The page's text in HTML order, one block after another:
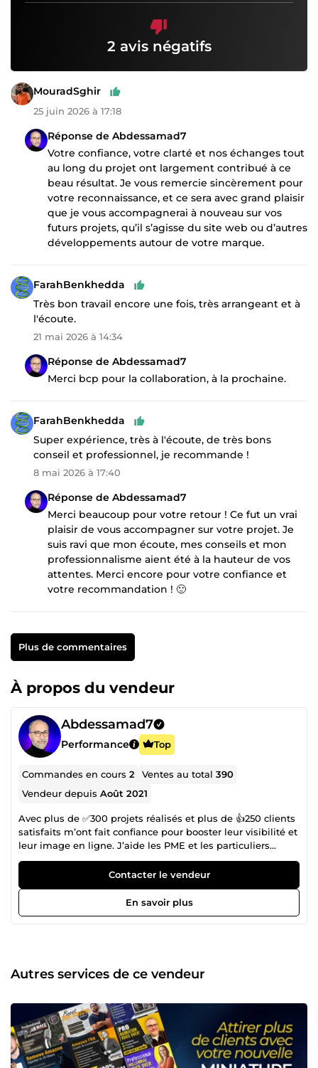
2 avis négatifs
MouradSghir
25 juin 2026 à 17:18
Réponse de Abdessamad7
Votre confiance, votre clarté et nos échanges tout
au long du projet ont largement contribué à ce
beau résultat. Je vous remercie sincèrement pour
votre reconnaissance, et ce sera avec grand plaisir
que je vous accompagnerai à nouveau sur vos
futurs projets, qu’il s’agisse du site web ou d’autres
développements autour de votre marque.
FarahBenkhedda
Très bon travail encore une fois, très arrangeant et à
l'écoute.
21 mai 2026 à 14:34
Réponse de Abdessamad7
Merci bcp pour la collaboration, à la prochaine.
FarahBenkhedda
Super expérience, très à l'écoute, de très bons
conseil et professionnel, je recommande !
8 mai 2026 à 17:40
Réponse de Abdessamad7
Merci beaucoup pour votre retour ! Ce fut un vrai
plaisir de vous accompagner sur votre projet. Je
suis ravi que mon écoute, mes conseils et mon
professionnalisme aient été à la hauteur de vos
attentes. Merci encore pour votre confiance et
votre recommandation ! 🙂
Plus de commentaires
À propos du vendeur
Abdessamad7
Performance Top
Commandes en cours2 Ventes au total390
Vendeur depuisAoût 2021
Avec plus de ✅300 projets réalisés et plus de 👍250 clients
satisfaits m’ont fait confiance pour booster leur visibilité et
leur image en ligne. J’aide les PME et les particuliers
francophones à mettre en avant leurs projets, à clarifier
leurs bénéfices clients et à transformer leur site web en
véritable outil de conversion. ➡️Webdesigner senior et
expert WordPress, j’allie webdesign moderne, expérience
utilisateur, et SEO pour créer des sites performants,
et mon sens du détail, avec un accompagnement clair et
professionnel à chaque étape du projet. 🎯 Ce que je vous
landing pages sur-mesure. 📺 Menu boards dynamiques
pour écrans TV de restaurants, fast-foods &amp; Street
Food. 🛍️ Conception de packagings modernes et attractifs
pour produits physiques ou alimentaires. 📢 Identité
visuelle, Logos, Flyers, affiches, cartes de visite, visuels e-
Contacter le vendeur
En savoir plus
Autres services de ce vendeur